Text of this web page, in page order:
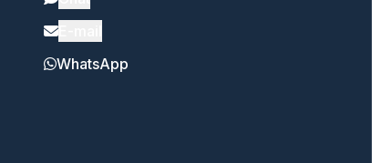
WhatsApp